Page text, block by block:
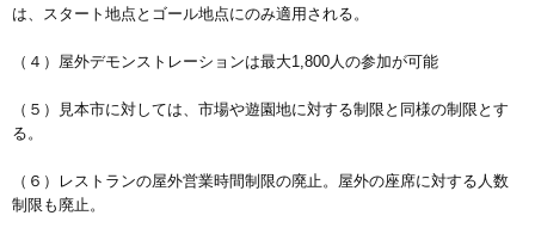
は、スタート地点とゴール地点にのみ適用される。
（４）屋外デモンストレーションは最大1,800人の参加が可能
（５）見本市に対しては、市場や遊園地に対する制限と同様の制限とす
る。
（６）レストランの屋外営業時間制限の廃止。屋外の座席に対する人数
制限も廃止。